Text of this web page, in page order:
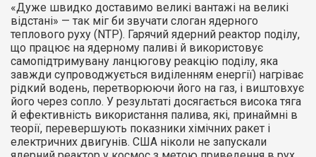
«Дуже швидко доставимо великі вантажі на великі
відстані» — так міг би звучати слоган ядерного
теплового руху (NTP). Гарячий ядерний реактор поділу,
що працює на ядерному паливі й використовує
самопідтримувану ланцюгову реакцію поділу, яка
завжди супроводжується виділенням енергії) нагріває
рідкий водень, перетворюючи його на газ, і виштовхує
його через сопло. У результаті досягається висока тяга
й ефективність використання палива, які, принаймні в
теорії, перевершують показники хімічних ракет і
електричних двигунів. США ніколи не запускали